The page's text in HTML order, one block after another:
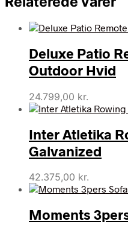
Deluxe Patio
Outdoor Hvid
24.799,00 kr.
Inter Atletika
Galvanized
42.375,00 kr.
Moments